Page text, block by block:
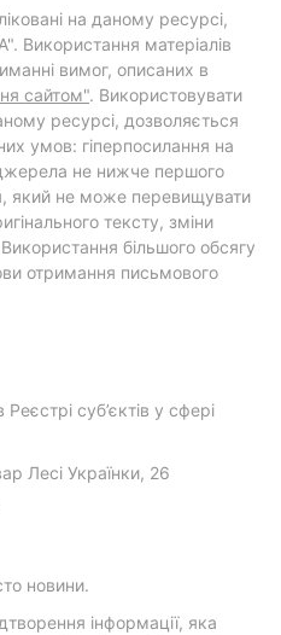
на даному ресурсі,
матеріалів
вимог, описаних в
сайтом". Використовувати
ресурсі, дозволяється
умов: гіперпосилання на
не нижче першого
який не може перевищувати
тексту, зміни
більшого обсягу
отримання письмового
суб’єктів у сфері
Лесі Українки, 26
новини.
інформації, яка